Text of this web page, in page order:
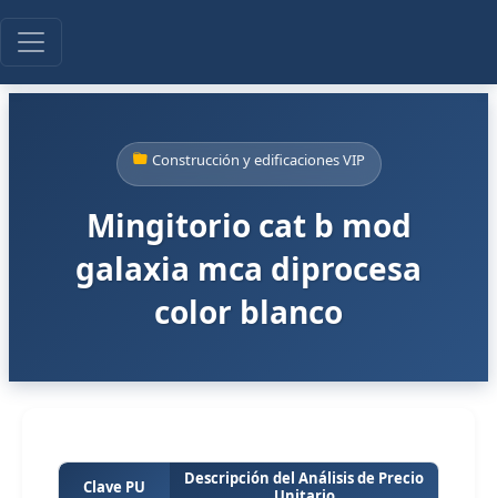
Construcción y edificaciones VIP
Mingitorio cat b mod
galaxia mca diprocesa
color blanco
Clave PU
Descripción del Análisis de Precio